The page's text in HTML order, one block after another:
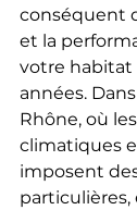
conséquent
et la
votre habitat
années.
Rhône, où
climatiques
imposent
particulières,